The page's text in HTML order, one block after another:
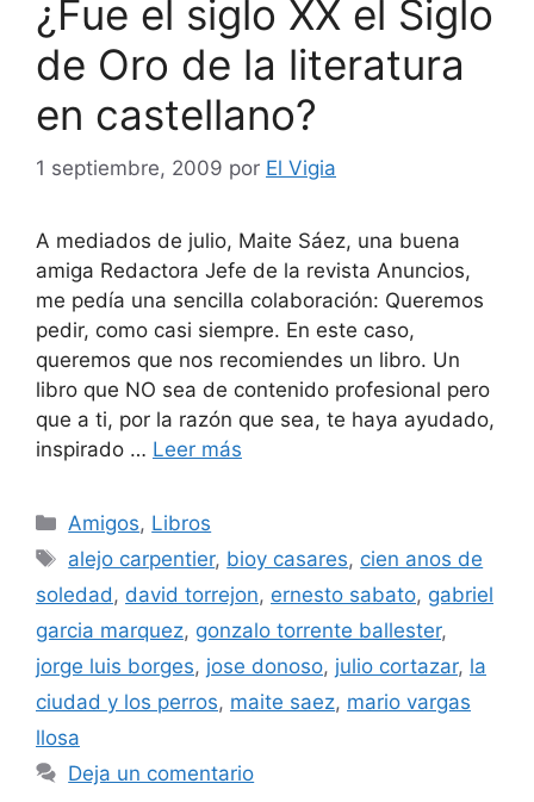
¿Fue el siglo XX el Siglo
de Oro de la literatura
en castellano?
1 septiembre, 2009 por El Vigia
A mediados de julio, Maite Sáez, una buena
amiga Redactora Jefe de la revista Anuncios,
me pedía una sencilla colaboración: Queremos
pedir, como casi siempre. En este caso,
queremos que nos recomiendes un libro. Un
libro que NO sea de contenido profesional pero
que a ti, por la razón que sea, te haya ayudado,
inspirado … Leer más
Categorías
Amigos, Libros
Etiquetas
alejo carpentier, bioy casares, cien anos de
soledad , david torrejon, ernesto sabato, gabriel
garcia marquez, gonzalo torrente ballester,
jorge luis borges, jose donoso, julio cortazar, la
ciudad y los perros, maite saez, mario vargas
llosa
Deja un comentario